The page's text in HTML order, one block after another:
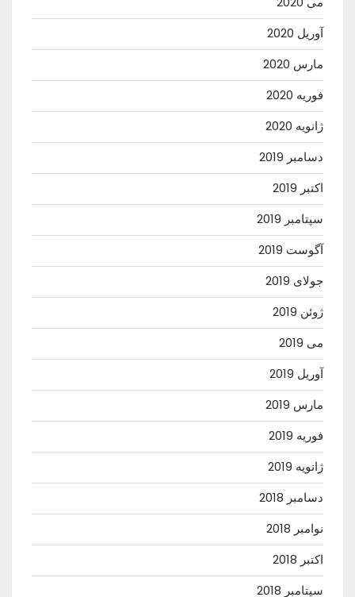
آوریل 2020
مارس 2020
فوریه 2020
ژانویه 2020
دسامبر 2019
اکتبر 2019
سپتامبر 2019
آگوست 2019
جولای 2019
ژوئن 2019
می 2019
آوریل 2019
مارس 2019
فوریه 2019
ژانویه 2019
دسامبر 2018
نوامبر 2018
اکتبر 2018
سپتامبر 2018